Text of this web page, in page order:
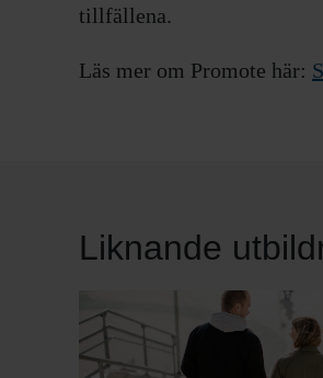
tillfällena.
Läs mer om Promote här:
Liknande